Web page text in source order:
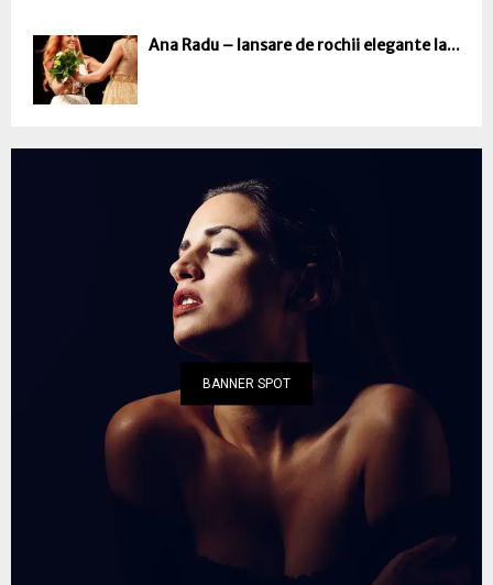
Ana Radu – lansare de rochii elegante la...
BANNER SPOT